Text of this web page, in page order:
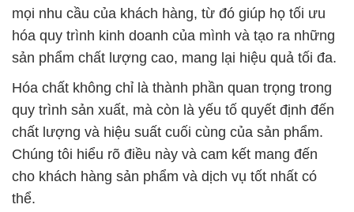
mọi nhu cầu của khách hàng, từ đó giúp họ tối ưu
hóa quy trình kinh doanh của mình và tạo ra những
sản phẩm chất lượng cao, mang lại hiệu quả tối đa.
Hóa chất không chỉ là thành phần quan trọng trong
quy trình sản xuất, mà còn là yếu tố quyết định đến
chất lượng và hiệu suất cuối cùng của sản phẩm.
Chúng tôi hiểu rõ điều này và cam kết mang đến
cho khách hàng sản phẩm và dịch vụ tốt nhất có
thể.